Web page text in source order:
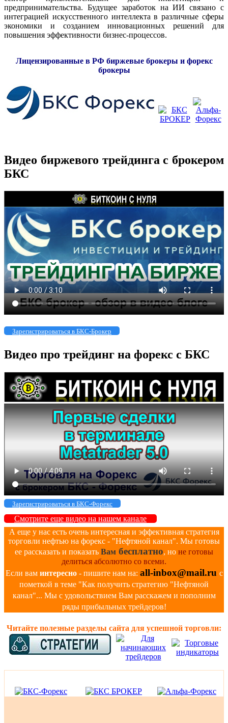
предпринимательства. Будущее заработок на ИИ связано с
интеграцией искусственного интеллекта в различные сферы
экономики и созданием инновационных решений для
повышения эффективности бизнес-процессов.
Лицензированные в РФ биржевые брокеры и форекс
брокеры
Видео биржевого трейдинга с брокером
БКС
Зарегистрироваться в БКС-Брокер
Видео про трейдинг на форекс с БКС
Зарегистрироваться в БКС-Форекс
Смотрите еще видео на нашем канале
А еще у нас есть очень интересная и эффективная стратегия
торговли нефтью на форекс - "Нефтяной канал". Мы готовы
ее рассказать и показать Вам бесплатно, но не готовы
делиться абсолютно со всеми.
Если вам интересно- пишите нам на: all-inbox@mail.ru с
пометкой в теме "Как получить стратегию "Нефтяной
канал"... Мы с удовольствием Вам расскажем и пополним
ряды прибыльных трейдеров!
Читайте полезные разделы сайта для успешной торговли: